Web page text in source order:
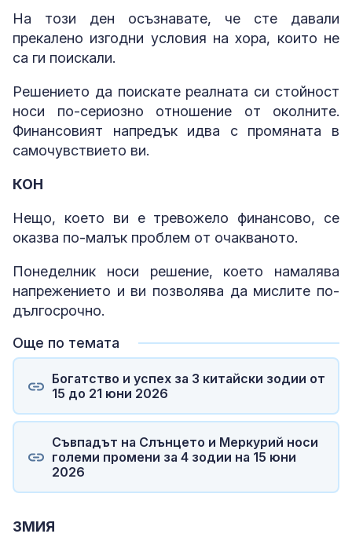
На този ден осъзнавате, че сте давали
прекалено изгодни условия на хора, които не
са ги поискали.
Решението да поискате реалната си стойност
носи по-сериозно отношение от околните.
Финансовият напредък идва с промяната в
самочувствието ви.
КОН
Нещо, което ви е тревожело финансово, се
оказва по-малък проблем от очакваното.
Понеделник носи решение, което намалява
напрежението и ви позволява да мислите по-
дългосрочно.
Още по темата
Богатство и успех за 3 китайски зодии от
15 до 21 юни 2026
Съвпадът на Слънцето и Меркурий носи
големи промени за 4 зодии на 15 юни
2026
ЗМИЯ